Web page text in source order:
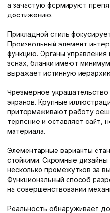
а зачастую формируют
достижению.
Прикладной стиль
Произвольный элемент
функцию. Органы
зонах, бланки имеют
выражает истинную
Чрезмерное
экранов. Крупные
притормаживают работу
терпение и оставляет сайт,
материала.
Элементарные варианты
стойкими. Скромные дизайны
несколько промежутков за
Функциональный способ
на совершенствовании
Реальность обнаруживает